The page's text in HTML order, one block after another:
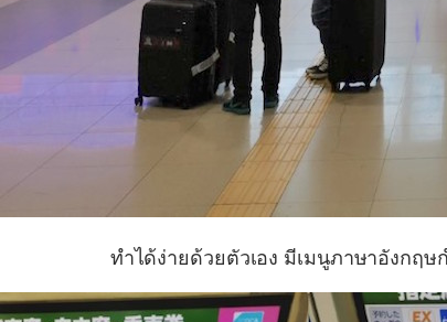
ทำได้ง่ายด้วยตัวเอง มีเมนูภาษาอังกฤ